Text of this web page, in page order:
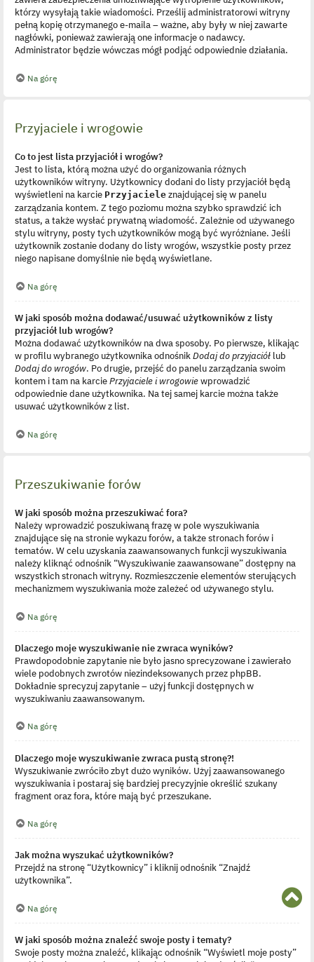
którzy wysyłają takie wiadomości. Prześlij administratorowi witryny
pełną kopię otrzymanego e-maila – ważne, aby były w niej zawarte
nagłówki, ponieważ zawierają one informacje o nadawcy.
Administrator będzie wówczas mógł podjąć odpowiednie działania.
Na górę
Przyjaciele i wrogowie
Co to jest lista przyjaciół i wrogów?
Jest to lista, którą można użyć do organizowania różnych
użytkowników witryny. Użytkownicy dodani do listy przyjaciół będą
wyświetleni na karcie Przyjaciele znajdującej się w panelu
zarządzania kontem. Z tego poziomu można szybko sprawdzić ich
status, a także wysłać prywatną wiadomość. Zależnie od używanego
stylu witryny, posty tych użytkowników mogą być wyróżniane. Jeśli
użytkownik zostanie dodany do listy wrogów, wszystkie posty przez
niego napisane domyślnie nie będą wyświetlane.
Na górę
W jaki sposób można dodawać/usuwać użytkowników z listy
przyjaciół lub wrogów?
Można dodawać użytkowników na dwa sposoby. Po pierwsze, klikając
w profilu wybranego użytkownika odnośnikDodaj do przyjaciół lub
Dodaj do wrogów. Po drugie, przejść do panelu zarządzania swoim
kontem i tam na karciePrzyjaciele i wrogowiewprowadzić
odpowiednie dane użytkownika. Na tej samej karcie można także
usuwać użytkowników z list.
Na górę
Przeszukiwanie forów
W jaki sposób można przeszukiwać fora?
Należy wprowadzić poszukiwaną frazę w pole wyszukiwania
znajdujące się na stronie wykazu forów, a także stronach forów i
tematów. W celu uzyskania zaawansowanych funkcji wyszukiwania
należy kliknąć odnośnik “Wyszukiwanie zaawansowane” dostępny na
wszystkich stronach witryny. Rozmieszczenie elementów sterujących
mechanizmem wyszukiwania może zależeć od używanego stylu.
Na górę
Dlaczego moje wyszukiwanie nie zwraca wyników?
Prawdopodobnie zapytanie nie było jasno sprecyzowane i zawierało
wiele podobnych zwrotów niezindeksowanych przez phpBB.
Dokładnie sprecyzuj zapytanie – użyj funkcji dostępnych w
wyszukiwaniu zaawansowanym.
Na górę
Dlaczego moje wyszukiwanie zwraca pustą stronę?!
Wyszukiwanie zwróciło zbyt dużo wyników. Użyj zaawansowanego
wyszukiwania i postaraj się bardziej precyzyjnie określić szukany
fragment oraz fora, które mają być przeszukane.
Na górę
Jak można wyszukać użytkowników?
Przejdź na stronę “Użytkownicy” i kliknij odnośnik “Znajdź
użytkownika”.
Na górę
W jaki sposób można znaleźć swoje posty i tematy?
Swoje posty można znaleźć, klikając odnośnik “Wyświetl moje posty”
N